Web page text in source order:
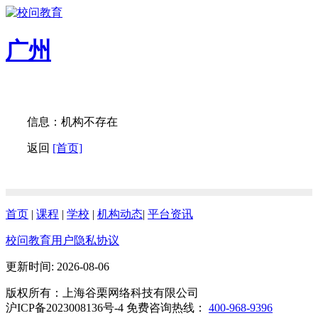
广州
信息：机构不存在
返回 [首页]
首页 | 课程 | 学校 | 机构动态| 平台资讯
校问教育用户隐私协议
更新时间: 2026-08-06
版权所有：上海谷栗网络科技有限公司
沪ICP备2023008136号-4 免费咨询热线： 400-968-9396